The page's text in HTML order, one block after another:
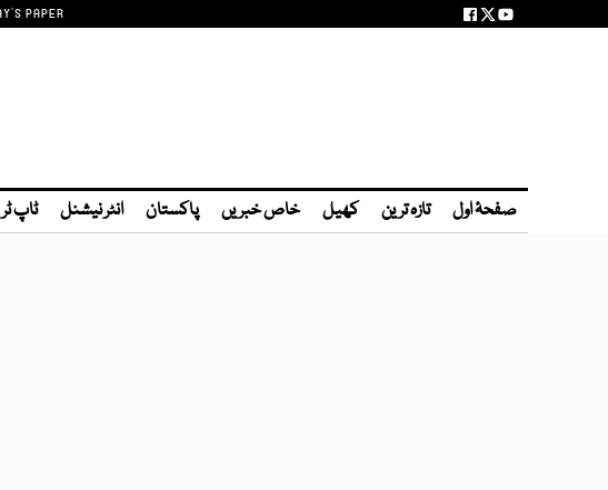
PAPER
صفحۂ اول تازہ ترین کھیل خاص خبریں پاکستان انٹر نیشنل ٹاپ